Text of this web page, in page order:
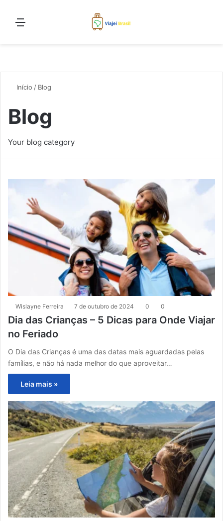
Início / Blog
Blog
Your blog category
Wislayne Ferreira 7 de outubro de 2024 0 0
Dia das Crianças – 5 Dicas para Onde Viajar
no Feriado
O Dia das Crianças é uma das datas mais aguardadas pelas
famílias, e não há nada melhor do que aproveitar…
Leia mais »